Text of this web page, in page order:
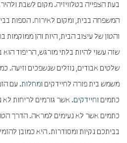
בעת הצפייה בטלוויזיה. מקום לשבת
המשפחה בבית, ומקום לאירוח. הספות
והטון של עיצוב הבית, היות והן
שזה עשוי להיות בלתי מורגש, הריפוד
שלטים אבודים, נוזלים שנשפכים וזיעה.
משמש בית פורה לחיידקים ומחלות. עם
כתמים וחיידקים. אשר גורמים לריחות לא
כתמים אשר לא נעימים למראה. הדרך
בביתכם נקיות ומסודרות. היא כמובן